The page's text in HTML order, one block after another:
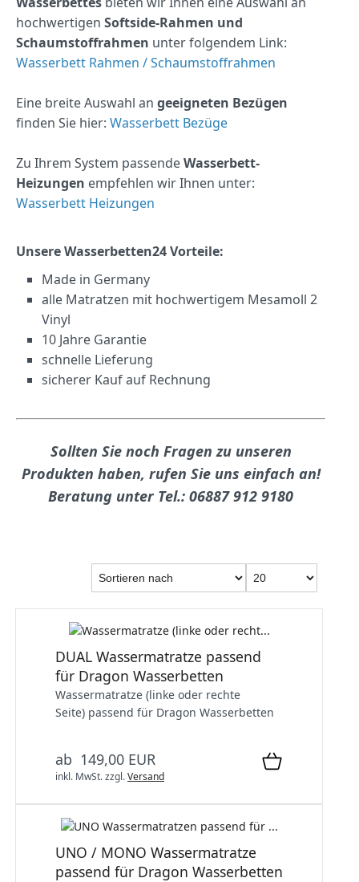
hochwertigen Softside-Rahmen und
Schaumstoffrahmen unter folgendem Link:
Wasserbett Rahmen / Schaumstoffrahmen
Eine breite Auswahl an geeigneten Bezügen
finden Sie hier: Wasserbett Bezüge
Zu Ihrem System passendeWasserbett-
Heizungen empfehlen wir Ihnen unter:
Wasserbett Heizungen
Unsere Wasserbetten24 Vorteile:
Made in Germany
alle Matratzen mit hochwertigem Mesamoll 2
Vinyl
10 Jahre Garantie
schnelle Lieferung
sicherer Kauf auf Rechnung
Sollten Sie noch Fragen zu unseren
Produkten haben, rufen Sie uns einfach an!
Beratung unter Tel.: 06887 912 9180
DUAL Wassermatratze passend
für Dragon Wasserbetten
Wassermatratze (linke oder rechte
Seite) passend für Dragon Wasserbetten
ab 149,00 EUR
inkl. MwSt.zzgl.Versand
UNO / MONO Wassermatratze
passend für Dragon Wasserbetten